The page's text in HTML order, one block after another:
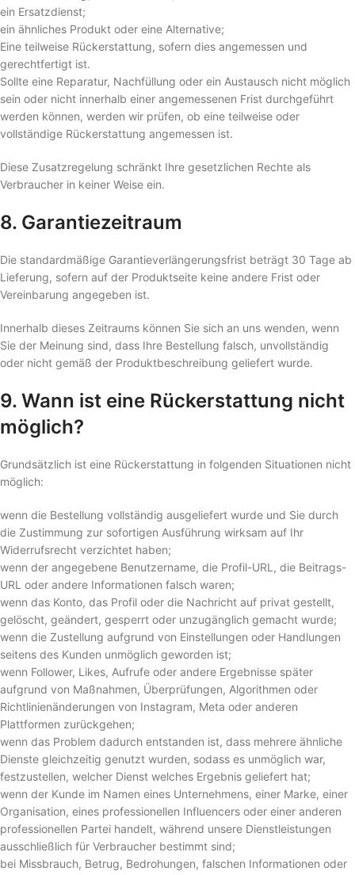
ein Ersatzdienst;
ein ähnliches Produkt oder eine Alternative;
Eine teilweise Rückerstattung, sofern dies angemessen und
gerechtfertigt ist.
Sollte eine Reparatur, Nachfüllung oder ein Austausch nicht möglich
sein oder nicht innerhalb einer angemessenen Frist durchgeführt
werden können, werden wir prüfen, ob eine teilweise oder
vollständige Rückerstattung angemessen ist.
Diese Zusatzregelung schränkt Ihre gesetzlichen Rechte als
Verbraucher in keiner Weise ein.
8. Garantiezeitraum
Die standardmäßige Garantieverlängerungsfrist beträgt 30 Tage ab
Lieferung, sofern auf der Produktseite keine andere Frist oder
Vereinbarung angegeben ist.
Innerhalb dieses Zeitraums können Sie sich an uns wenden, wenn
Sie der Meinung sind, dass Ihre Bestellung falsch, unvollständig
oder nicht gemäß der Produktbeschreibung geliefert wurde.
9. Wann ist eine Rückerstattung nicht
möglich?
Grundsätzlich ist eine Rückerstattung in folgenden Situationen nicht
möglich:
wenn die Bestellung vollständig ausgeliefert wurde und Sie durch
die Zustimmung zur sofortigen Ausführung wirksam auf Ihr
Widerrufsrecht verzichtet haben;
wenn der angegebene Benutzername, die Profil-URL, die Beitrags-
URL oder andere Informationen falsch waren;
wenn das Konto, das Profil oder die Nachricht auf privat gestellt,
gelöscht, geändert, gesperrt oder unzugänglich gemacht wurde;
wenn die Zustellung aufgrund von Einstellungen oder Handlungen
seitens des Kunden unmöglich geworden ist;
wenn Follower, Likes, Aufrufe oder andere Ergebnisse später
aufgrund von Maßnahmen, Überprüfungen, Algorithmen oder
Richtlinienänderungen von Instagram, Meta oder anderen
Plattformen zurückgehen;
wenn das Problem dadurch entstanden ist, dass mehrere ähnliche
Dienste gleichzeitig genutzt wurden, sodass es unmöglich war,
festzustellen, welcher Dienst welches Ergebnis geliefert hat;
wenn der Kunde im Namen eines Unternehmens, einer Marke, einer
Organisation, eines professionellen Influencers oder einer anderen
professionellen Partei handelt, während unsere Dienstleistungen
ausschließlich für Verbraucher bestimmt sind;
bei Missbrauch, Betrug, Bedrohungen, falschen Informationen oder